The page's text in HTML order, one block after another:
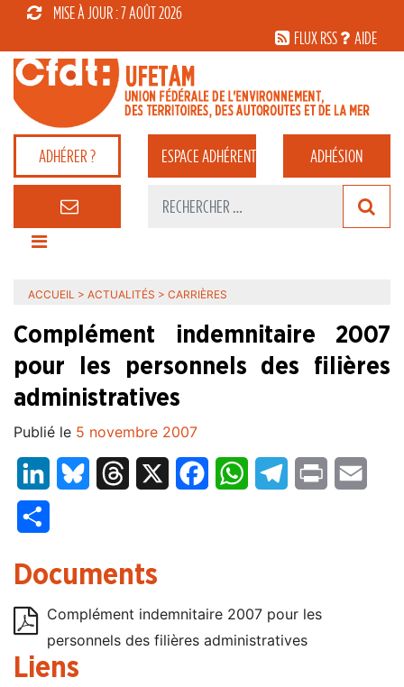
MISE À JOUR : 7 AOÛT 2026
FLUX RSS
AIDE
ADHÉRER ? ESPACEADHÉRENT ADHÉSION
ACCUEIL > ACTUALITÉS > CARRIÈRES
Complément indemnitaire 2007
pour les personnels des filières
administratives
Publié le 5 novembre 2007
LinkedInBluesky Threads FacebookWhatsAppTelegram
Print
Documents
Complément indemnitaire 2007 pour les
personnels des filières administratives
Liens